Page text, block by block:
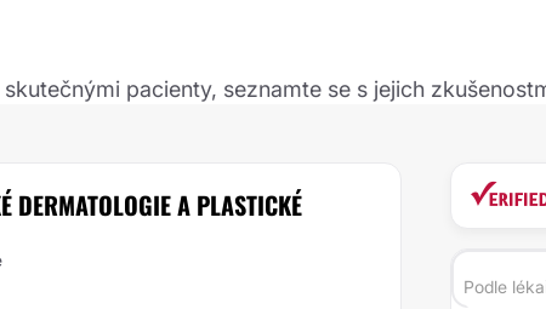
pacienty, seznamte se s jejich
DERMATOLOGIE A PLASTICKÉ